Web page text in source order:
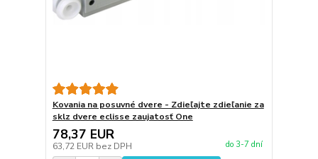
Kovania na posuvné dvere - Zdieľajte zdieľanie za
sklz dvere eclisse zaujatosť One
78,37 EUR
63,72 EUR bez DPH do 3-7 dní